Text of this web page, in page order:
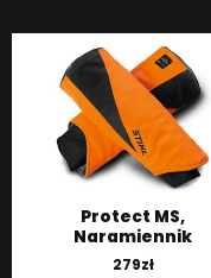
Protect MS,
Naramiennik
279zł